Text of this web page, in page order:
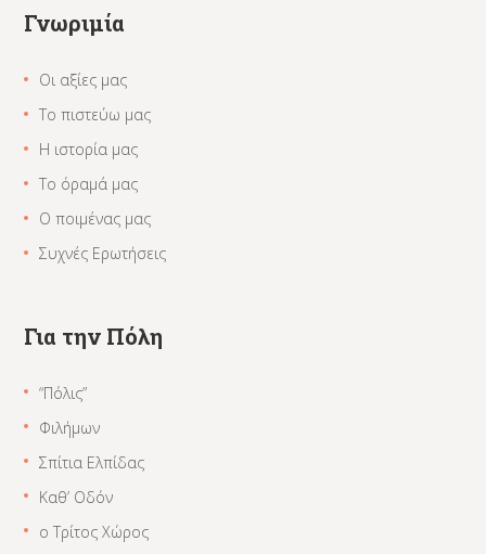
Γνωριμία
Οι αξίες μας
Το πιστεύω μας
Η ιστορία μας
Το όραμά μας
Ο ποιμένας μας
Συχνές Ερωτήσεις
Για την Πόλη
“Πόλις”
Φιλήμων
Σπίτια Ελπίδας
Καθ’ Οδόν
ο Τρίτος Χώρος